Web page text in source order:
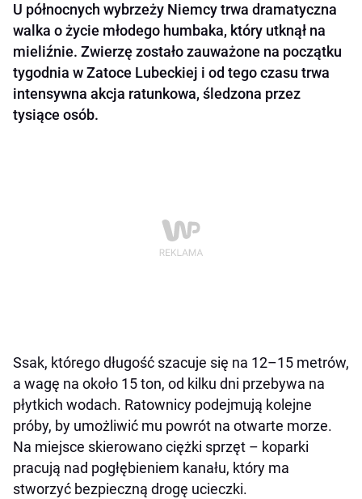
U północnych wybrzeży Niemcy trwa dramatyczna
walka o życie młodego humbaka, który utknął na
mieliźnie. Zwierzę zostało zauważone na początku
tygodnia w Zatoce Lubeckiej i od tego czasu trwa
intensywna akcja ratunkowa, śledzona przez
tysiące osób.
Ssak, którego długość szacuje się na 12–15 metrów,
a wagę na około 15 ton, od kilku dni przebywa na
płytkich wodach. Ratownicy podejmują kolejne
próby, by umożliwić mu powrót na otwarte morze.
Na miejsce skierowano ciężki sprzęt – koparki
pracują nad pogłębieniem kanału, który ma
stworzyć bezpieczną drogę ucieczki.